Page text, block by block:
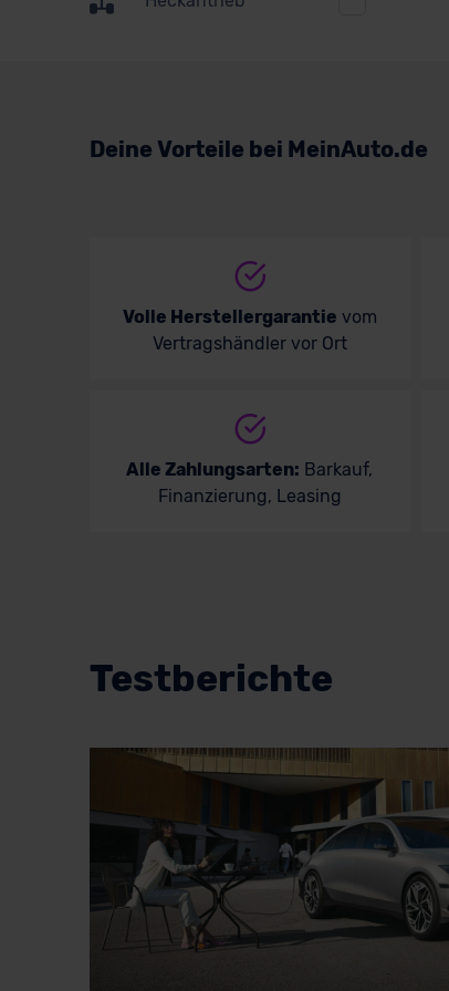
Volvo
Deine Vorteile bei MeinAuto.de
Volle Herstellergarantie vom
Vertragshändler vor Ort
Alle Zahlungsarten: Barkauf,
Finanzierung, Leasing
Testberichte